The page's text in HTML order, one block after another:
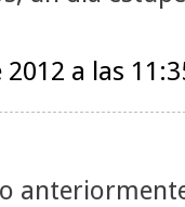
a las